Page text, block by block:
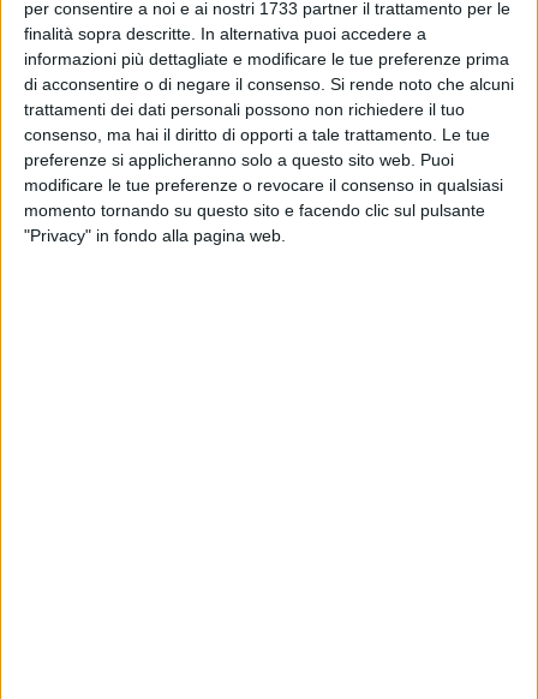
per consentire a noi e ai nostri 1733 partner il trattamento per le
finalità sopra descritte. In alternativa puoi accedere a
informazioni più dettagliate e modificare le tue preferenze prima
di acconsentire o di negare il consenso. Si rende noto che alcuni
trattamenti dei dati personali possono non richiedere il tuo
consenso, ma hai il diritto di opporti a tale trattamento. Le tue
preferenze si applicheranno solo a questo sito web. Puoi
modificare le tue preferenze o revocare il consenso in qualsiasi
momento tornando su questo sito e facendo clic sul pulsante
"Privacy" in fondo alla pagina web.
generalmente al di sotto del 10% in quasi tutte le regioni. Per
la precisione al 7,3%..
Perché i referendum siano validi, è necessario che venga
raggiunto il quorum del 50% più uno degli aventi diritto. Nel
2011, ultima volta in cui ai referendum si è votato su due
giorni e si è raggiunto il quorum, a quest'ora l'affluenza era
superiore all'11,5%.